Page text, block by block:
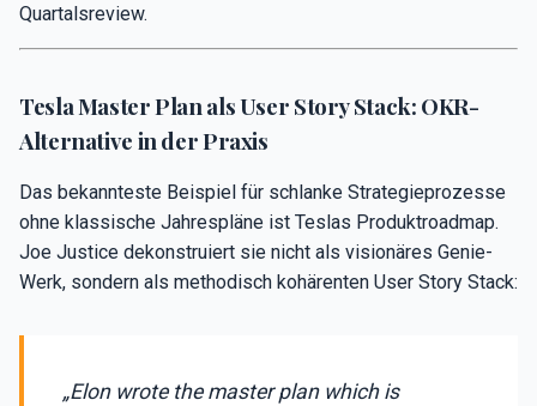
Quartalsreview.
Tesla Master Plan als User Story Stack: OKR-
Alternative in der Praxis
Das bekannteste Beispiel für schlanke Strategieprozesse
ohne klassische Jahrespläne ist Teslas Produktroadmap.
Joe Justice dekonstruiert sie nicht als visionäres Genie-
Werk, sondern als methodisch kohärenten User Story Stack:
„Elon wrote the master plan which is